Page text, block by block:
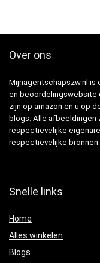
Over ons
Mijnagentschapszw.nl is
en beoordelingswebsite
zijn op amazon en u op
blogs. Alle afbeeldingen
respectievelijke
respectievelijke bronnen.
Snelle links
Home
Alles winkelen
Blogs